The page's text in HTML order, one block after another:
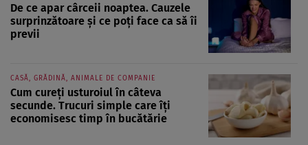
De ce apar cârceii noaptea. Cauzele
surprinzătoare și ce poți face ca să îi
previi
CASĂ, GRĂDINĂ, ANIMALE DE COMPANIE
Cum cureți usturoiul în câteva
secunde. Trucuri simple care îți
economisesc timp în bucătărie